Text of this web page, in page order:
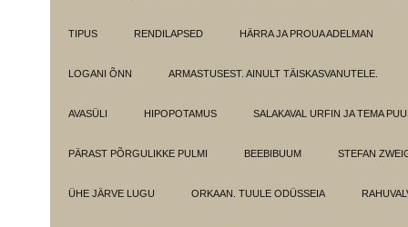
TIPUS RENDILAPSED HÄRRA JA PROUA ADELMAN
LOGANI ÕNN ARMASTUSEST. AINULT TÄISKASVANUTELE.
AVASÜLI HIPOPOTAMUS SALAKAVAL URFIN JA TEMA
PÄRAST PÕRGULIKKE PULMI BEEBIBUUM STEFAN
ÜHE JÄRVE LUGU ORKAAN. TUULE ODÜSSEIA